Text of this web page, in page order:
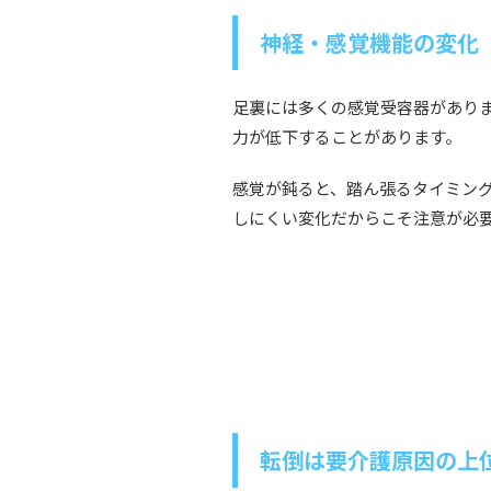
神経・感覚機能の変化
足裏には多くの感覚受容器があり
力が低下することがあります。
感覚が鈍ると、踏ん張るタイミン
しにくい変化だからこそ注意が必
転倒は要介護原因の上